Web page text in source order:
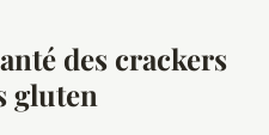
des crackers
gluten